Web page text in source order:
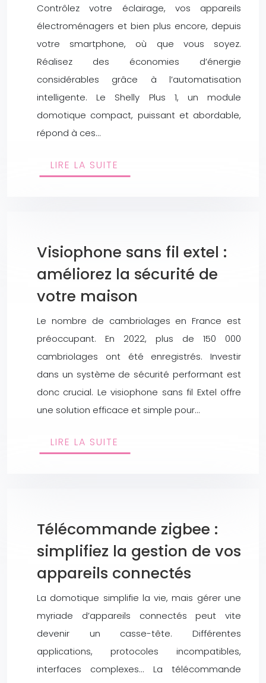
Contrôlez votre éclairage, vos appareils
électroménagers et bien plus encore, depuis
votre smartphone, où que vous soyez.
Réalisez des économies d’énergie
considérables grâce à l’automatisation
intelligente. Le Shelly Plus 1, un module
domotique compact, puissant et abordable,
répond à ces…
LIRE LA SUITE
Visiophone sans fil extel :
améliorez la sécurité de
votre maison
Le nombre de cambriolages en France est
préoccupant. En 2022, plus de 150 000
cambriolages ont été enregistrés. Investir
dans un système de sécurité performant est
donc crucial. Le visiophone sans fil Extel offre
une solution efficace et simple pour…
LIRE LA SUITE
Télécommande zigbee :
simplifiez la gestion de vos
appareils connectés
La domotique simplifie la vie, mais gérer une
myriade d’appareils connectés peut vite
devenir un casse-tête. Différentes
applications, protocoles incompatibles,
interfaces complexes… La télécommande